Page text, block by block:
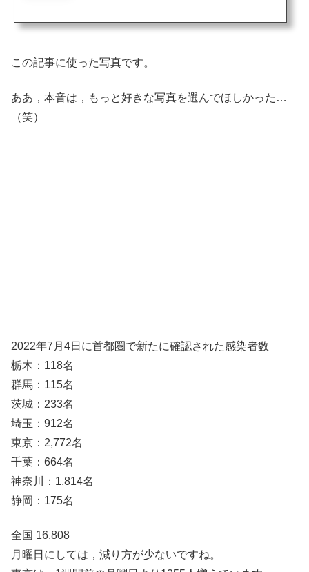
けて，担々麺のゴマのきいたスープをかけて，彩りに，トマトも添えてみたら，な
この記事に使った写真です。
ああ，本音は，もっと好きな写真を選んでほしかった…
（笑）
2022年7月4日に首都圏で新たに確認された感染者数
栃木：118名
群馬：115名
茨城：233名
埼玉：912名
東京：2,772名
千葉：664名
神奈川：1,814名
静岡：175名
全国 16,808
月曜日にしては，減り方が少ないですね。